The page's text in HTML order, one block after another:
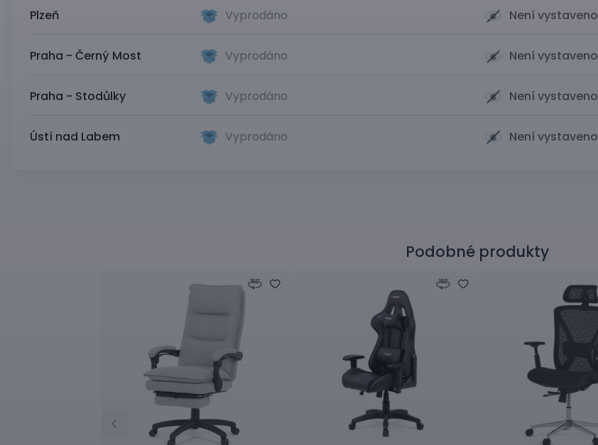
Plzeň Vyprodáno Není vystaveno
Praha - Černý Most Vyprodáno Není vystaveno
Praha - Stodůlky Vyprodáno Není vystaveno
Ústí nad Labem Vyprodáno Není vystaveno
Podobné produkty